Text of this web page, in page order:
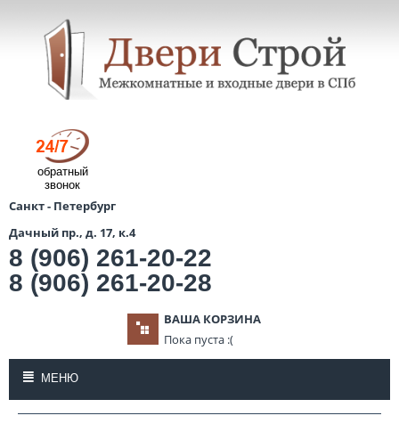
обратный
звонок
Санкт - Петербург
Дачный пр., д. 17, к.4
8 (906) 261-20-22
8 (906) 261-20-28
ВАША КОРЗИНА
Пока пуста :(
МЕНЮ